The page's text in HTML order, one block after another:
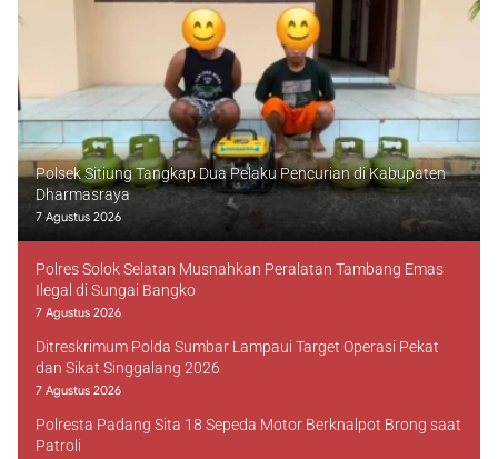
Polsek Sitiung Tangkap Dua Pelaku Pencurian di Kabupaten
Dharmasraya
7 Agustus 2026
Polres Solok Selatan Musnahkan Peralatan Tambang Emas
Ilegal di Sungai Bangko
7 Agustus 2026
Ditreskrimum Polda Sumbar Lampaui Target Operasi Pekat
dan Sikat Singgalang 2026
7 Agustus 2026
Polresta Padang Sita 18 Sepeda Motor Berknalpot Brong saat
Patroli